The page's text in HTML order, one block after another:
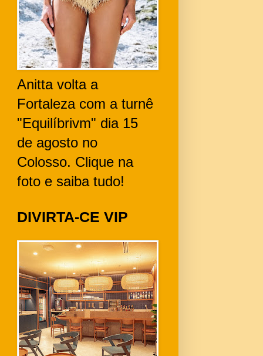
Anitta volta a
Fortaleza com a turnê
"Equilíbrivm" dia 15
de agosto no
Colosso. Clique na
foto e saiba tudo!
DIVIRTA-CE VIP